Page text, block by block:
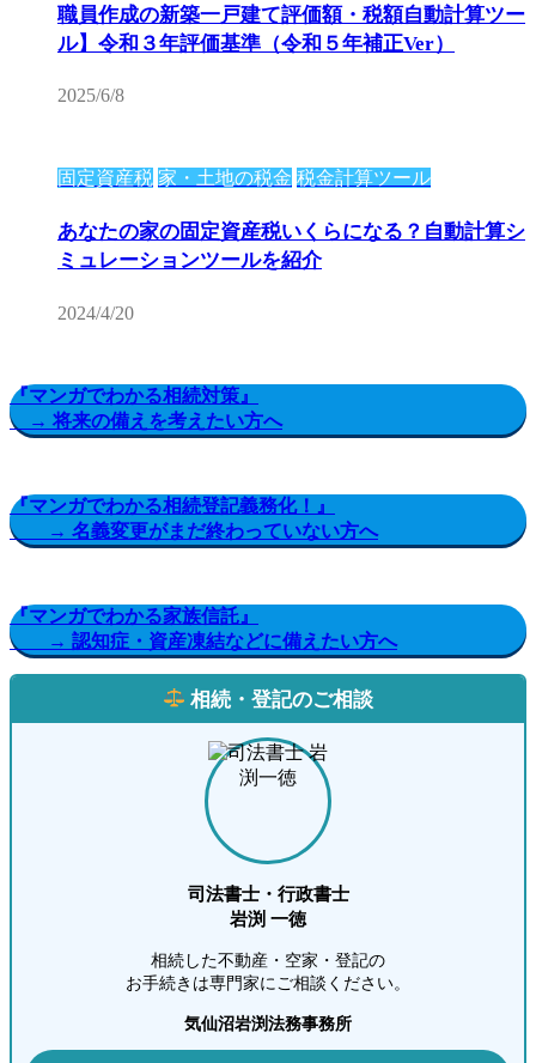
職員作成の新築一戸建て評価額・税額自動計算ツー
ル】令和３年評価基準（令和５年補正Ver）
2025/6/8
固定資産税 家・土地の税金 税金計算ツール
あなたの家の固定資産税いくらになる？自動計算シ
ミュレーションツールを紹介
2024/4/20
『マンガでわかる相続対策』
→ 将来の備えを考えたい方へ
『マンガでわかる相続登記義務化！』
→ 名義変更がまだ終わっていない方へ
『マンガでわかる家族信託』
→ 認知症・資産凍結などに備えたい方へ
相続・登記のご相談
司法書士・行政書士
岩渕 一徳
相続した不動産・空家・登記の
お手続きは専門家にご相談ください。
気仙沼岩渕法務事務所